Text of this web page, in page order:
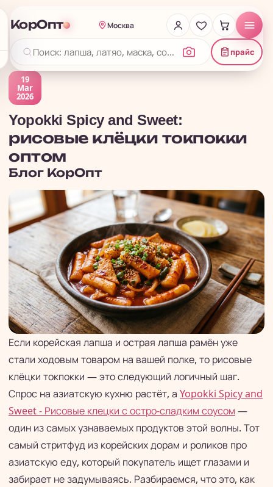
КорОпт Москва
прайс
19
Mar
2026
Yopokki Spicy and Sweet:
рисовые клёцки токпокки
оптом
Блог КорОпт
Если корейская лапша и острая лапша рамён уже
стали ходовым товаром на вашей полке, то рисовые
клёцки токпокки — это следующий логичный шаг.
Спрос на азиатскую кухню растёт, а Yopokki Spicy and
Sweet - Рисовые клецки с остро-сладким соусом —
один из самых узнаваемых продуктов этой волны. Тот
самый стритфуд из корейских дорам и роликов про
азиатскую еду, который покупатель ищет глазами и
забирает не задумываясь. Разбираемся, что это, как